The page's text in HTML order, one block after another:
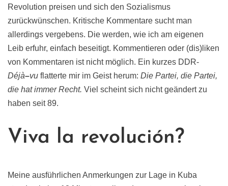
Revolution preisen und sich den Sozialismus
zurückwünschen. Kritische Kommentare sucht man
allerdings vergebens. Die werden, wie ich am eigenen
Leib erfuhr, einfach beseitigt. Kommentieren oder (dis)liken
von Kommentaren ist nicht möglich. Ein kurzes DDR-
Déjà–vu flatterte mir im Geist herum: Die Partei, die Partei,
die hat immer Recht. Viel scheint sich nicht geändert zu
haben seit 89.
Viva la revolución?
Meine ausführlichen Anmerkungen zur Lage in Kuba